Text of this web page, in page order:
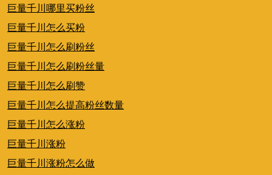
巨量千川哪里买粉丝
巨量千川怎么买粉
巨量千川怎么刷粉丝
巨量千川怎么刷粉丝量
巨量千川怎么刷赞
巨量千川怎么提高粉丝数量
巨量千川怎么涨粉
巨量千川涨粉
巨量千川涨粉怎么做